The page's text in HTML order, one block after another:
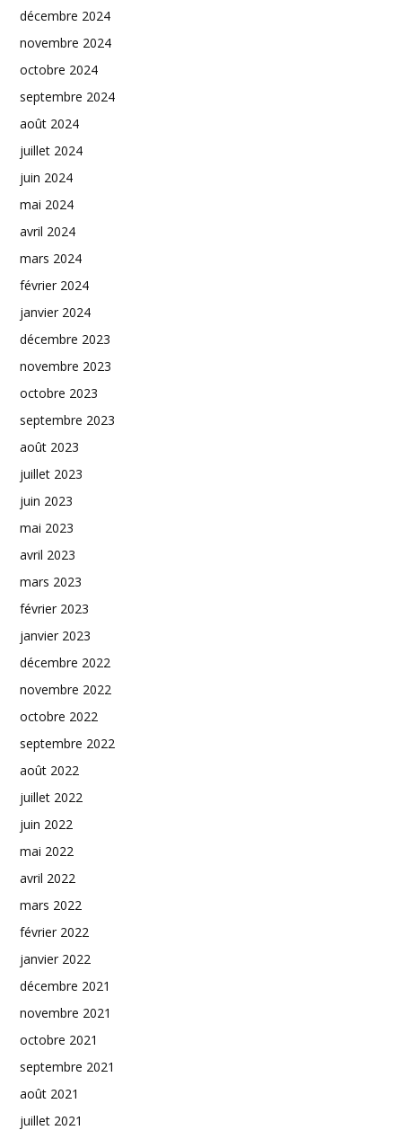
décembre 2024
novembre 2024
octobre 2024
septembre 2024
août 2024
juillet 2024
juin 2024
mai 2024
avril 2024
mars 2024
février 2024
janvier 2024
décembre 2023
novembre 2023
octobre 2023
septembre 2023
août 2023
juillet 2023
juin 2023
mai 2023
avril 2023
mars 2023
février 2023
janvier 2023
décembre 2022
novembre 2022
octobre 2022
septembre 2022
août 2022
juillet 2022
juin 2022
mai 2022
avril 2022
mars 2022
février 2022
janvier 2022
décembre 2021
novembre 2021
octobre 2021
septembre 2021
août 2021
juillet 2021